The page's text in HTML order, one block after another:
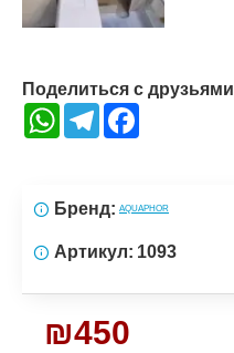
Поделиться с друзьями
WhatsAppTelegram
₪450
Бренд: AQUAPHOR
Артикул: 1093